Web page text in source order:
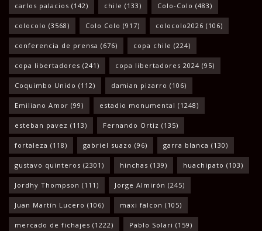
carlos palacios (142) chile (133) Colo-Colo (483)
colocolo (3568) Colo Colo (917) colocolo2026 (106)
conferencia de prensa (676) copa chile (224)
copa libertadores (241) copa libertadores 2024 (95)
Coquimbo Unido (112) damian pizarro (106)
Emiliano Amor (99) estadio monumental (1248)
esteban pavez (113) Fernando Ortiz (135)
fortaleza (118) gabriel suazo (96) garra blanca (130)
gustavo quinteros (2301) hinchas (139) huachipato (103)
Jordhy Thompson (111) Jorge Almirón (245)
Juan Martín Lucero (106) maxi falcon (105)
mercado de fichajes (1222) Pablo Solari (159)